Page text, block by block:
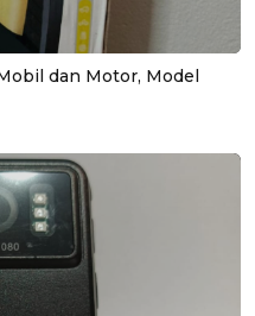
dan Motor, Model